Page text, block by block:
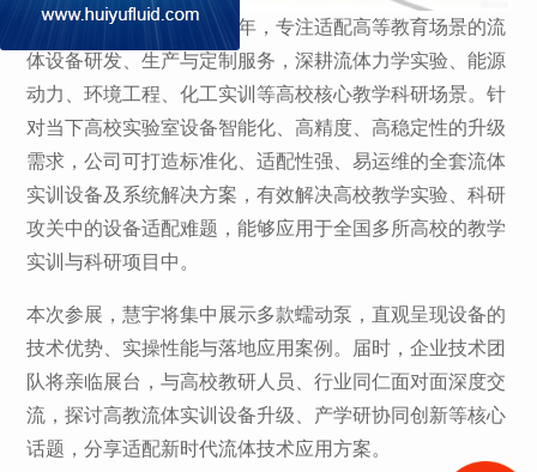
慧宇深耕流体设备领域多年，专注适配高等教育场景的流
体设备研发、生产与定制服务，深耕流体力学实验、能源
动力、环境工程、化工实训等高校核心教学科研场景。针
对当下高校实验室设备智能化、高精度、高稳定性的升级
需求，公司可打造标准化、适配性强、易运维的全套流体
实训设备及系统解决方案，有效解决高校教学实验、科研
攻关中的设备适配难题，能够应用于全国多所高校的教学
实训与科研项目中。
本次参展，慧宇将集中展示多款蠕动泵，直观呈现设备的
技术优势、实操性能与落地应用案例。届时，企业技术团
队将亲临展台，与高校教研人员、行业同仁面对面深度交
流，探讨高教流体实训设备升级、产学研协同创新等核心
话题，分享适配新时代流体技术应用方案。